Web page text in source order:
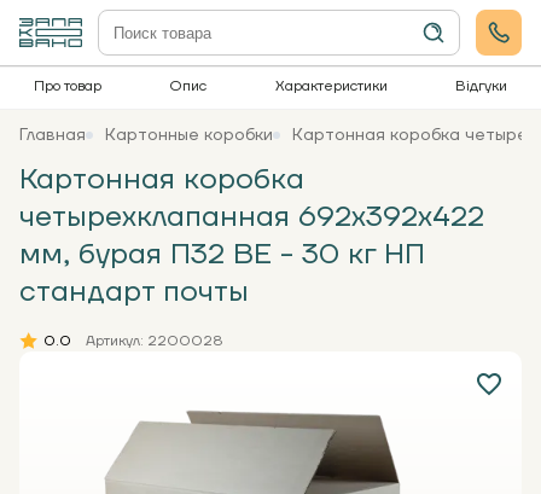
Про товар Опис Характеристики Відгуки
Главная Картонные коробки Картонная коробка
Картонная коробка
четырехклапанная 692х392х422
мм, бурая П32 ВЕ - 30 кг НП
стандарт почты
0.0 Артикул: 2200028